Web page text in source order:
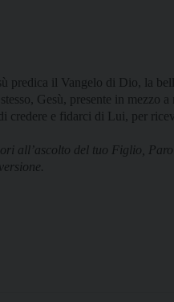
predica il Vangelo di Dio, la
Gesù, presente in mezzo a
credere e fidarci di Lui, per
all’ascolto del tuo Figlio,